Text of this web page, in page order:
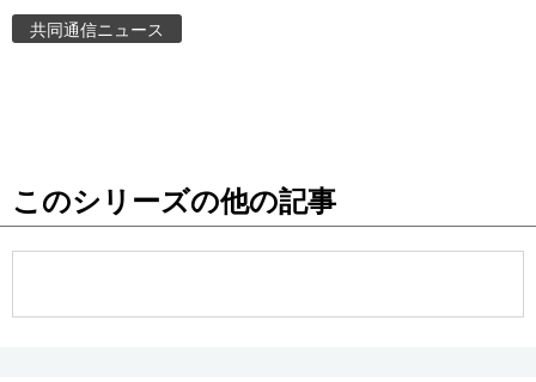
People
共同通信ニュース
このシリーズの他の記事